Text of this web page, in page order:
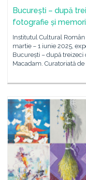
București – după
fotografie și
Institutul Cultural Român
martie – 1 iunie 2025,
București – după treizeci
Macadam. Curatoriată